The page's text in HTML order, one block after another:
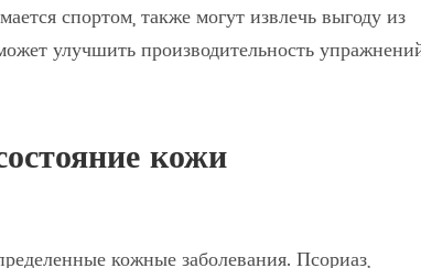
спортом, также могут извлечь выгоду из
улучшить производительность
кожи
кожные заболевания. Псориаз,